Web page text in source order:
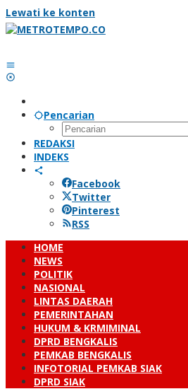
Lewati ke konten
Pencarian
REDAKSI
INDEKS
Facebook
Twitter
Pinterest
RSS
HOME
NEWS
POLITIK
NASIONAL
LINTAS DAERAH
PEMERINTAHAN
HUKUM & KRMIMINAL
DPRD BENGKALIS
PEMKAB BENGKALIS
INFOTORIAL PEMKAB SIAK
DPRD SIAK